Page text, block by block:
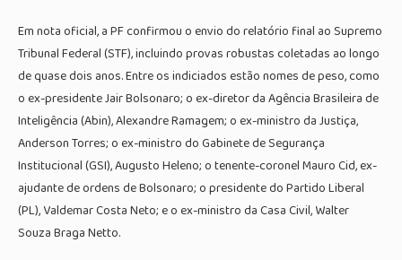
Em nota oficial, a PF confirmou o envio do relatório final ao Supremo
Tribunal Federal (STF), incluindo provas robustas coletadas ao longo
de quase dois anos. Entre os indiciados estão nomes de peso, como
o ex-presidente Jair Bolsonaro; o ex-diretor da Agência Brasileira de
Inteligência (Abin), Alexandre Ramagem; o ex-ministro da Justiça,
Anderson Torres; o ex-ministro do Gabinete de Segurança
Institucional (GSI), Augusto Heleno; o tenente-coronel Mauro Cid, ex-
ajudante de ordens de Bolsonaro; o presidente do Partido Liberal
(PL), Valdemar Costa Neto; e o ex-ministro da Casa Civil, Walter
Souza Braga Netto.